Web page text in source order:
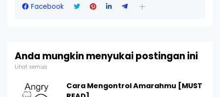
Facebook
Anda mungkin menyukai postingan ini
Lihat semua
Cara Mengontrol Amarahmu [MUST